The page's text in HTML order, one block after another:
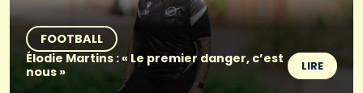
FOOTBALL
Élodie Martins : « Le premier danger, c’est
nous »
LIRE